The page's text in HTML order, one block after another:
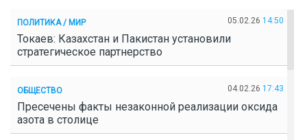
ПОЛИТИКА / МИР 05.02.26 14:50
Токаев: Казахстан и Пакистан установили
стратегическое партнерство
ОБЩЕСТВО 04.02.26 17:43
Пресечены факты незаконной реализации оксида
азота в столице